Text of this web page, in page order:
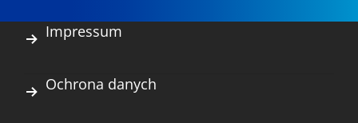
Impressum
Ochrona danych